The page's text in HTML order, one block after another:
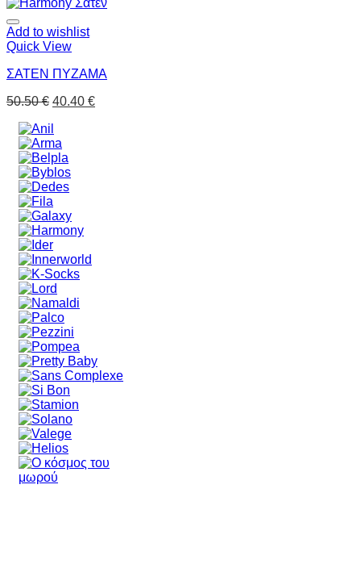
Add to wishlist
Quick View
ΣΑΤΕΝ ΠΥΖΑΜΑ
50.50€ 40.40 €